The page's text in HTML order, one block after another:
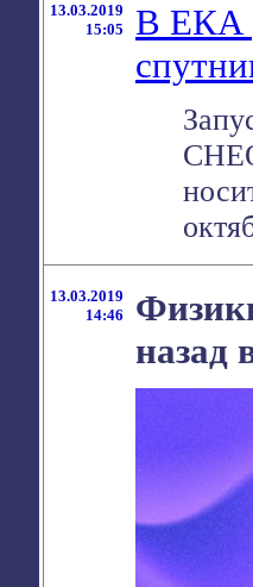
13.03.2019
15:05
В ЕКА
13.03.2019
14:46
назад